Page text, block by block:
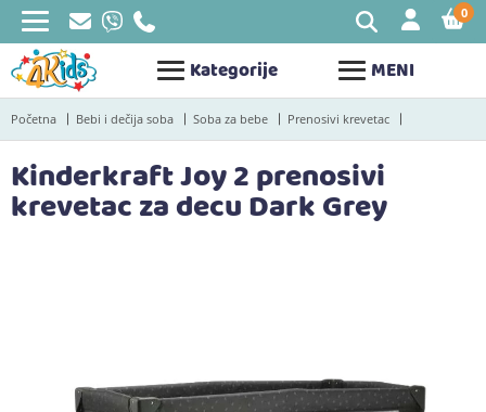
Kategorije MENI
0
Početna Bebi i dečija soba Soba za bebe Prenosivi krevetac
Kinderkraft Joy 2 prenosivi
krevetac za decu Dark Grey